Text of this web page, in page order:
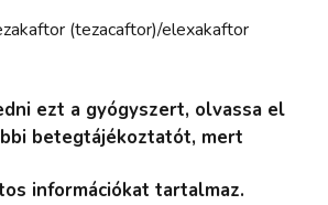
(tezacaftor)/elexakaftor
ezt a gyógyszert, olvassa el
betegtájékoztatót, mert
információkat tartalmaz.